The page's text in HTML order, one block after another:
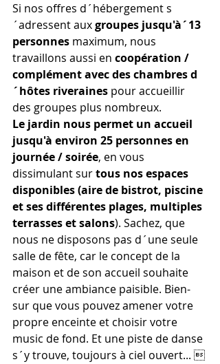
Si nos offres d´hébergement s
´adressent aux groupes jusqu'à´13
personnes maximum, nous
travaillons aussi en coopération /
complément avec des chambres d
´hôtes riveraines pour accueillir
des groupes plus nombreux.
Le jardin nous permet un accueil
jusqu'à environ 25 personnes en
journée / soirée, en vous
dissimulant sur tous nos espaces
disponibles (aire de bistrot, piscine
et ses différentes plages, multiples
terrasses et salons). Sachez, que
nous ne disposons pas d´une seule
salle de fête, car le concept de la
maison et de son accueil souhaite
créer une ambiance paisible. Bien-
sur que vous pouvez amener votre
propre enceinte et choisir votre
music de fond. Et une piste de danse
s´y trouve, toujours à ciel ouvert... 